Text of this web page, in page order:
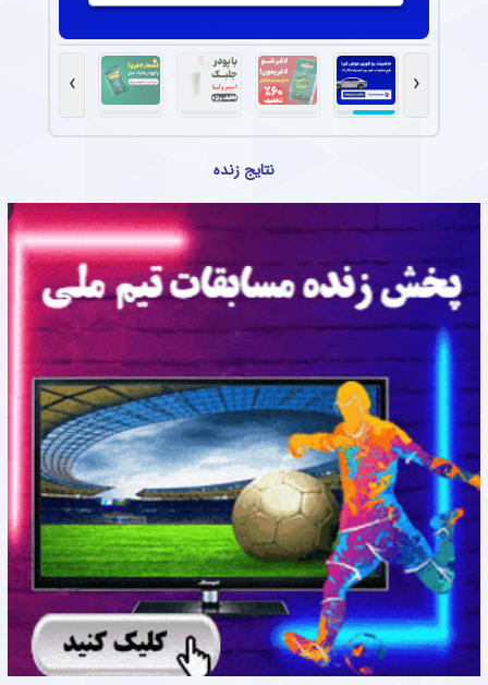
‹
›
نتایج زنده